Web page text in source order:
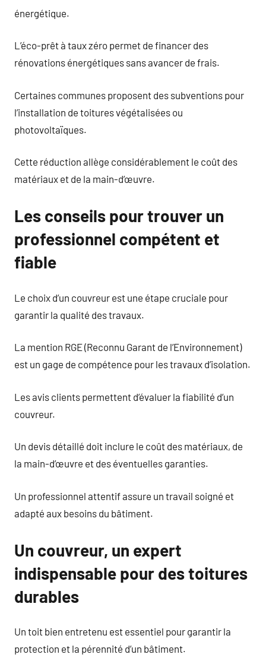
énergétique.
L’éco-prêt à taux zéro permet de financer des
rénovations énergétiques sans avancer de frais.
Certaines communes proposent des subventions pour
l’installation de toitures végétalisées ou
photovoltaïques.
Cette réduction allège considérablement le coût des
matériaux et de la main-d’œuvre.
Les conseils pour trouver un
professionnel compétent et
fiable
Le choix d’un couvreur est une étape cruciale pour
garantir la qualité des travaux.
La mention RGE (Reconnu Garant de l’Environnement)
est un gage de compétence pour les travaux d’isolation.
Les avis clients permettent d’évaluer la fiabilité d’un
couvreur.
Un devis détaillé doit inclure le coût des matériaux, de
la main-d’œuvre et des éventuelles garanties.
Un professionnel attentif assure un travail soigné et
adapté aux besoins du bâtiment.
Un couvreur, un expert
indispensable pour des toitures
durables
Un toit bien entretenu est essentiel pour garantir la
protection et la pérennité d’un bâtiment.